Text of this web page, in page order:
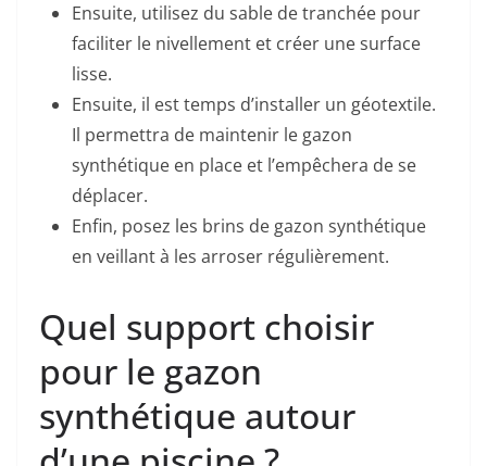
Ensuite, utilisez du sable de tranchée pour
faciliter le nivellement et créer une surface
lisse.
Ensuite, il est temps d’installer un géotextile.
Il permettra de maintenir le gazon
synthétique en place et l’empêchera de se
déplacer.
Enfin, posez les brins de gazon synthétique
en veillant à les arroser régulièrement.
Quel support choisir
pour le gazon
synthétique autour